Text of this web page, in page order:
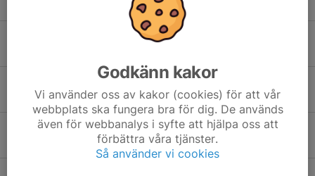
Hamburgeri fallensdagar
24 jun, 14:03 0
INFO
18 jun, 10:58 0
Godkänn kakor
Vi använder oss av kakor (cookies) för att vår
webbplats ska fungera bra för dig. De används
även för webbanalys i syfte att hjälpa oss att
förbättra våra tjänster.
Så använder vi cookies